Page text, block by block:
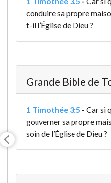
conduire sa propre
t-il l’Église de Dieu ?
Grande Bible de
1 Timothée 3:5 - Car si
gouverner sa propre
soin de l’Église de Dieu ?